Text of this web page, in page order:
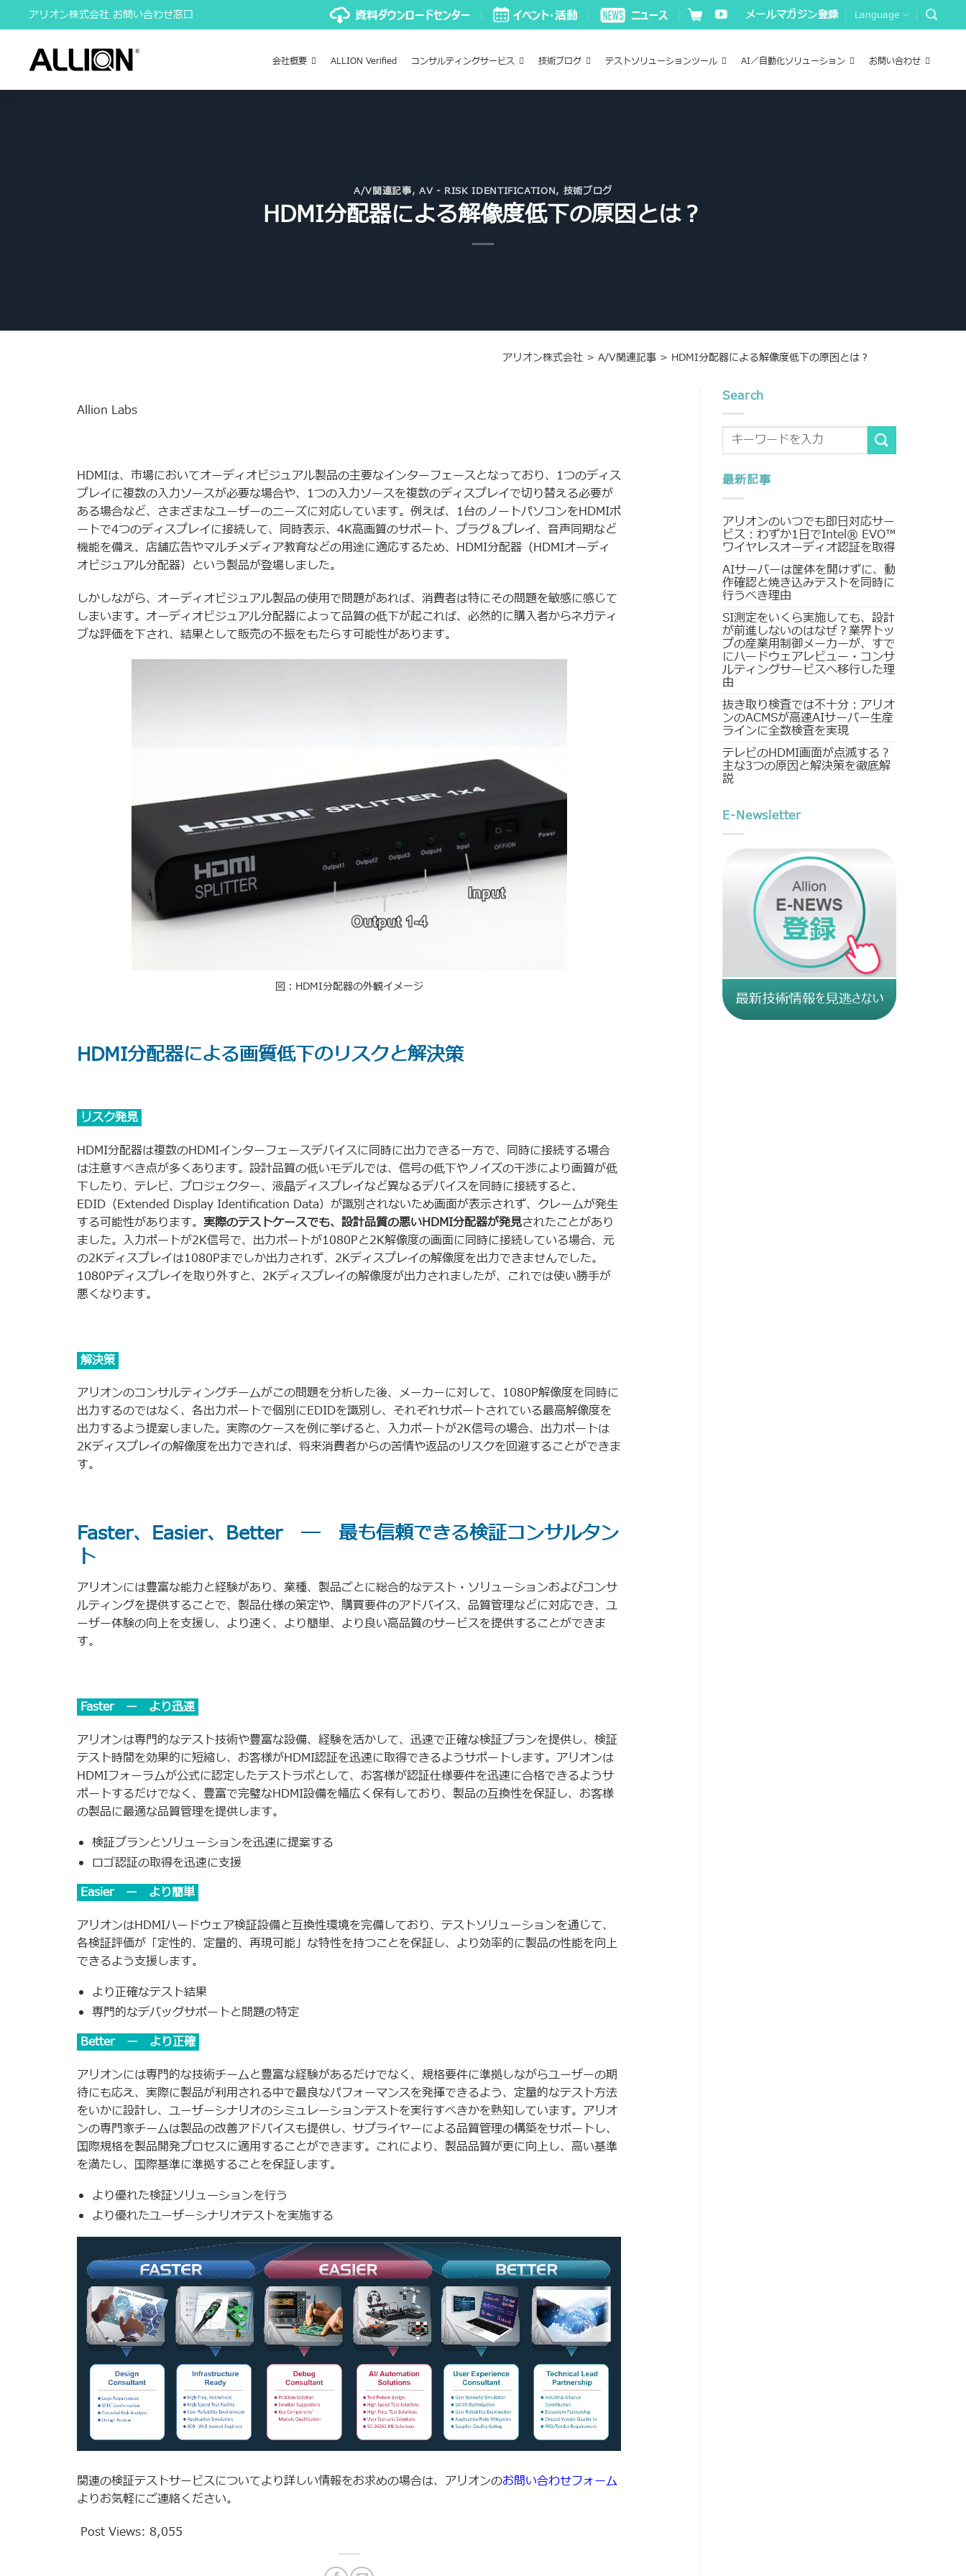
to
content
アリオン株式会社 お問い合わせ窓口 メールマガジン登録 Language
会社概要 ALLION Verified コンサルティングサービス 技術ブログ テストソリューションツール AI／自動化ソリューション お問い合わせ
A/V関連記事, AV - RISK IDENTIFICATION, 技術ブログ
HDMI分配器による解像度低下の原因とは？
アリオン株式会社> A/V関連記事> HDMI分配器による解像度低下の原因とは？
Allion Labs
HDMIは、市場においてオーディオビジュアル製品の主要なインターフェースとなっており、1つのディス
プレイに複数の入力ソースが必要な場合や、1つの入力ソースを複数のディスプレイで切り替える必要が
ある場合など、さまざまなユーザーのニーズに対応しています。例えば、1台のノートパソコンをHDMIポ
ートで4つのディスプレイに接続して、同時表示、4K高画質のサポート、プラグ＆プレイ、音声同期など
機能を備え、店舗広告やマルチメディア教育などの用途に適応するため、HDMI分配器（HDMIオーディ
オビジュアル分配器）という製品が登場しました。
しかしながら、オーディオビジュアル製品の使用で問題があれば、消費者は特にその問題を敏感に感じて
しまいます。オーディオビジュアル分配器によって品質の低下が起これば、必然的に購入者からネガティ
ブな評価を下され、結果として販売の不振をもたらす可能性があります。
図：HDMI分配器の外観イメージ
HDMI分配器による画質低下のリスクと解決策
リスク発見
HDMI分配器は複数のHDMIインターフェースデバイスに同時に出力できる一方で、同時に接続する場合
は注意すべき点が多くあります。設計品質の低いモデルでは、信号の低下やノイズの干渉により画質が低
下したり、テレビ、プロジェクター、液晶ディスプレイなど異なるデバイスを同時に接続すると、
EDID（Extended Display Identification Data）が識別されないため画面が表示されず、クレームが発生
する可能性があります。実際のテストケースでも、設計品質の悪いHDMI分配器が発見されたことがあり
ました。入力ポートが2K信号で、出力ポートが1080Pと2K解像度の画面に同時に接続している場合、元
の2Kディスプレイは1080Pまでしか出力されず、2Kディスプレイの解像度を出力できませんでした。
1080Pディスプレイを取り外すと、2Kディスプレイの解像度が出力されましたが、これでは使い勝手が
悪くなります。
解決策
アリオンのコンサルティングチームがこの問題を分析した後、メーカーに対して、1080P解像度を同時に
出力するのではなく、各出力ポートで個別にEDIDを識別し、それぞれサポートされている最高解像度を
出力するよう提案しました。実際のケースを例に挙げると、入力ポートが2K信号の場合、出力ポートは
2Kディスプレイの解像度を出力できれば、将来消費者からの苦情や返品のリスクを回避することができま
す。
Faster、Easier、Better ― 最も信頼できる検証コンサルタン
ト
アリオンには豊富な能力と経験があり、業種、製品ごとに総合的なテスト・ソリューションおよびコンサ
ルティングを提供することで、製品仕様の策定や、購買要件のアドバイス、品質管理などに対応でき、ユ
ーザー体験の向上を支援し、より速く、より簡単、より良い高品質のサービスを提供することができま
す。
Faster ー より迅速
アリオンは専門的なテスト技術や豊富な設備、経験を活かして、迅速で正確な検証プランを提供し、検証
テスト時間を効果的に短縮し、お客様がHDMI認証を迅速に取得できるようサポートします。アリオンは
HDMIフォーラムが公式に認定したテストラボとして、お客様が認証仕様要件を迅速に合格できるようサ
ポートするだけでなく、豊富で完璧なHDMI設備を幅広く保有しており、製品の互換性を保証し、お客様
の製品に最適な品質管理を提供します。
検証プランとソリューションを迅速に提案する
ロゴ認証の取得を迅速に支援
Easier ー より簡単
アリオンはHDMIハードウェア検証設備と互換性環境を完備しており、テストソリューションを通じて、
各検証評価が「定性的、定量的、再現可能」な特性を持つことを保証し、より効率的に製品の性能を向上
できるよう支援します。
より正確なテスト結果
専門的なデバッグサポートと問題の特定
Better ー より正確
アリオンには専門的な技術チームと豊富な経験があるだけでなく、規格要件に準拠しながらユーザーの期
待にも応え、実際に製品が利用される中で最良なパフォーマンスを発揮できるよう、定量的なテスト方法
をいかに設計し、ユーザーシナリオのシミュレーションテストを実行すべきかを熟知しています。アリオ
ンの専門家チームは製品の改善アドバイスも提供し、サプライヤーによる品質管理の構築をサポートし、
国際規格を製品開発プロセスに適用することができます。これにより、製品品質が更に向上し、高い基準
を満たし、国際基準に準拠することを保証します。
より優れた検証ソリューションを行う
より優れたユーザーシナリオテストを実施する
関連の検証テストサービスについてより詳しい情報をお求めの場合は、アリオンのお問い合わせフォーム
よりお気軽にご連絡ください。
Post Views:8,055
Search
最新記事
アリオンのいつでも即日対応サー
ビス：わずか1日でIntel® EVO™
ワイヤレスオーディオ認証を取得
AIサーバーは筐体を開けずに、動
作確認と焼き込みテストを同時に
行うべき理由
SI測定をいくら実施しても、設計
が前進しないのはなぜ？業界トッ
プの産業用制御メーカーが、すで
にハードウェアレビュー・コンサ
ルティングサービスへ移行した理
由
抜き取り検査では不十分：アリオ
ンのACMSが高速AIサーバー生産
ラインに全数検査を実現
テレビのHDMI画面が点滅する？
主な3つの原因と解決策を徹底解
説
E-Newsletter